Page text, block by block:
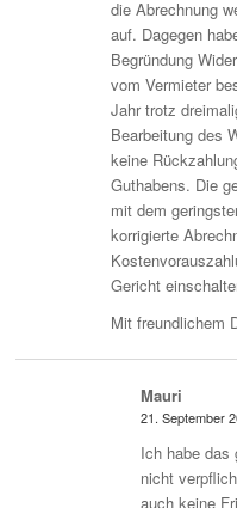
die Abrechnung
auf. Dagegen
Begründung
vom Vermieter
Jahr trotz
Bearbeitung des
keine
Guthabens. Die
mit dem
korrigierte
Gericht
Mit freundlichem
Mauri
21. September
Ich habe das
nicht
auch keine